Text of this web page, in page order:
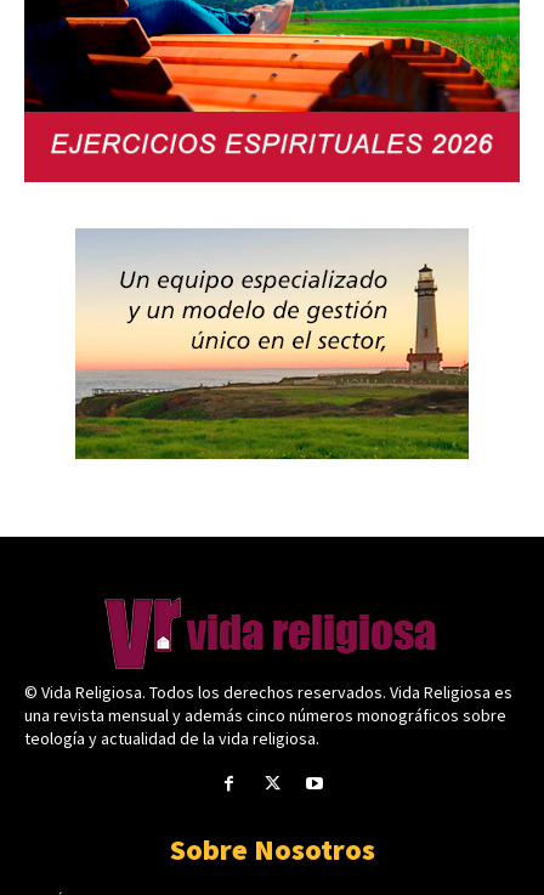
© Vida Religiosa. Todos los derechos reservados. Vida Religiosa es
una revista mensual y además cinco números monográficos sobre
teología y actualidad de la vida religiosa.
Sobre Nosotros